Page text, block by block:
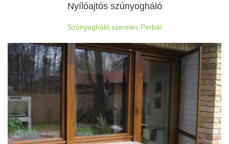
Nyílóajtós szúnyogháló
Szúnyogháló szerelés Perbál